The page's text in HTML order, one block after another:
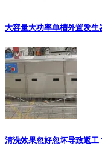
大容量大功率单槽外置发生
清洗效果忽好忽坏导致返